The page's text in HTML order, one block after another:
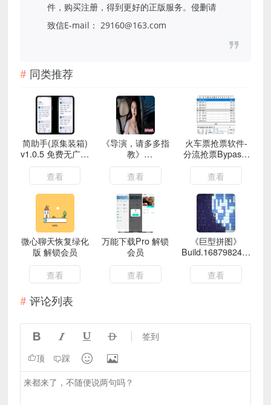
件，购买注册，得到更好的正版服务。侵删请
致信E-mail： 29160@163.com
同类推荐
简助手(原集装箱)
v1.0.5 免费无广工
具箱
查看
《导演，请多多指
教》
Build.20087975
查看
火车票抢票软件-
分流抢票Bypass-
V1.15.7
查看
微心聊天恢复绿化
版 解锁会员
查看
万能下载Pro 解锁
会员
查看
《巨型拼图》
Build.16879824中
文版
查看
评论列表
    签到
顶 踩  